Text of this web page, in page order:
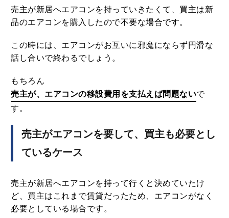
売主が新居へエアコンを持っていきたくて、買主は新
品のエアコンを購入したので不要な場合です。
この時には、エアコンがお互いに邪魔にならず円滑な
話し合いで終わるでしょう。
もちろん
売主が、エアコンの移設費用を支払えば問題ないで
す。
売主がエアコンを要して、買主も必要とし
ているケース
売主が新居へエアコンを持って行くと決めていたけ
ど、買主はこれまで賃貸だったため、エアコンがなく
必要としている場合です。